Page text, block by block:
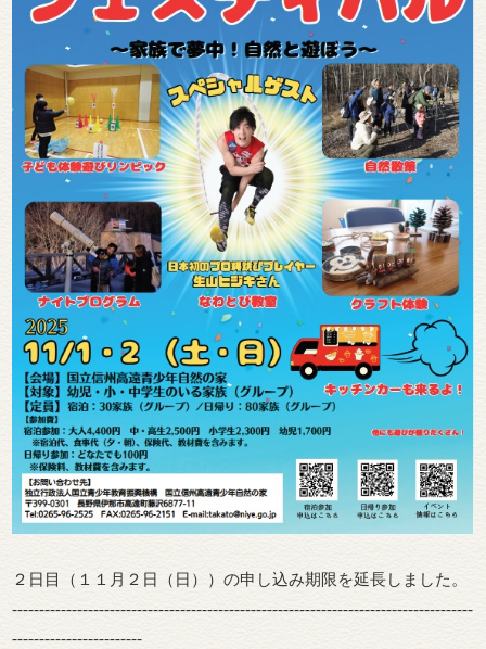
２日目（１１月２日（日））の申し込み期限を延長しました。
-------------------------------------------------------------------------------------
------------------------